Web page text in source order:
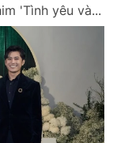
'Tình yêu và...